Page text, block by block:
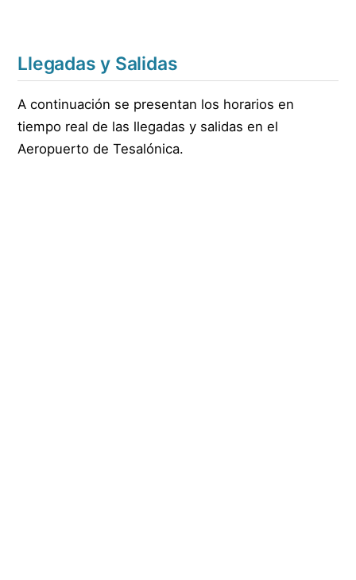
Llegadas y Salidas
A continuación se presentan los horarios en
tiempo real de las llegadas y salidas en el
Aeropuerto de Tesalónica.